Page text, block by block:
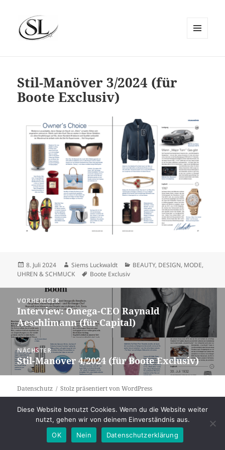
Stil-Manöver 3/2024 (für
Boote Exclusiv)
Veröffentlicht
am
8. Juli 2024 Autor
Siems Luckwaldt Kategorien
BEAUTY, DESIGN, MODE,
UHREN & SCHMUCK
Schlagwörter
Boote Exclusiv
Beitragsnavigation
VORHERIGER
Vorheriger
Beitrag:
Interview: Omega-CEO Raynald
Aeschlimann (für Capital)
NÄCHSTER
Nächster
Beitrag:
Stil-Manöver 4/2024 (für Boote Exclusiv)
Datenschutz Stolz präsentiert von WordPress
Diese Website benutzt Cookies. Wenn du die Website weiter
nutzt, gehen wir von deinem Einverständnis aus.
OK
Nein Datenschutzerklärung